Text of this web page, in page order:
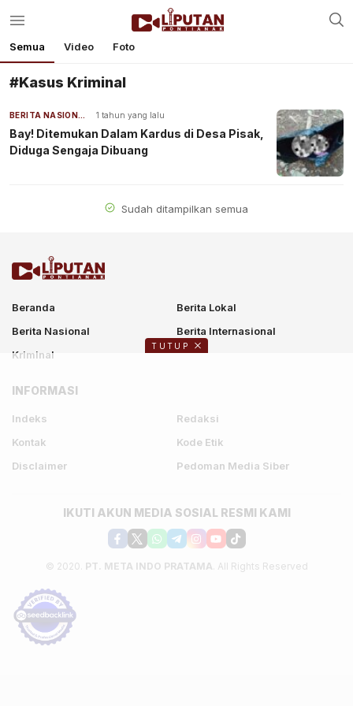
Semua Video Foto
#Kasus Kriminal
BERITA NASIONAL 1 tahun yang lalu
Bay! Ditemukan Dalam Kardus di Desa Pisak,
Diduga Sengaja Dibuang
Sudah ditampilkan semua
Beranda
Berita Lokal
Berita Nasional
Berita Internasional
Kriminal
INFORMASI
Indeks
Redaksi
Kontak
Kode Etik
Disclaimer
Pedoman Media Siber
IKUTI AKUN MEDIA SOSIAL RESMI KAMI
© 2020. PT. META INDO PRATAMA . All Rights Reserved
TUTUP